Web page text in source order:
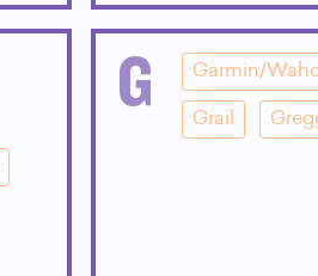
G Garmin/
Grail